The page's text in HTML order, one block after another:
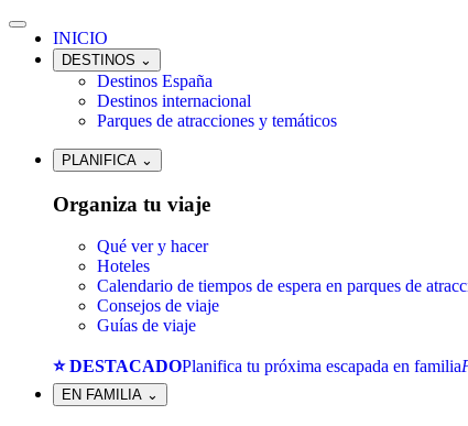
INICIO
DESTINOS ⌄
Destinos España
Destinos internacional
Parques de atracciones y temáticos
PLANIFICA ⌄
Organiza tu viaje
Qué ver y hacer
Hoteles
Calendario de tiempos de espera en parques de
Consejos de viaje
Guías de viaje
⭐ DESTACADOPlanifica tu próxima escapada en familia
EN FAMILIA ⌄